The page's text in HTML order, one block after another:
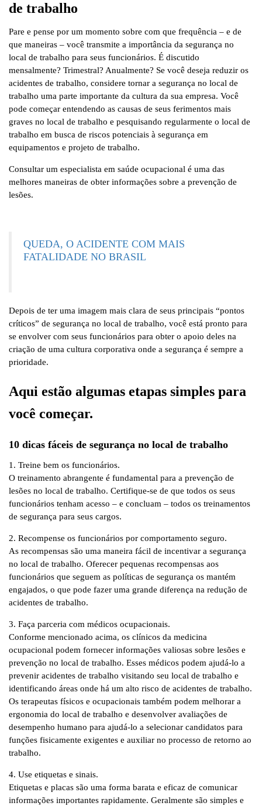
de trabalho
Pare e pense por um momento sobre com que frequência – e de
que maneiras – você transmite a importância da segurança no
local de trabalho para seus funcionários. É discutido
mensalmente? Trimestral? Anualmente? Se você deseja reduzir os
acidentes de trabalho, considere tornar a segurança no local de
trabalho uma parte importante da cultura da sua empresa. Você
pode começar entendendo as causas de seus ferimentos mais
graves no local de trabalho e pesquisando regularmente o local de
trabalho em busca de riscos potenciais à segurança em
equipamentos e projeto de trabalho.
Consultar um especialista em saúde ocupacional é uma das
melhores maneiras de obter informações sobre a prevenção de
lesões.
QUEDA, O ACIDENTE COM MAIS
FATALIDADE NO BRASIL
Depois de ter uma imagem mais clara de seus principais “pontos
críticos” de segurança no local de trabalho, você está pronto para
se envolver com seus funcionários para obter o apoio deles na
criação de uma cultura corporativa onde a segurança é sempre a
prioridade.
Aqui estão algumas etapas simples para
você começar.
10 dicas fáceis de segurança no local de trabalho
1. Treine bem os funcionários.
O treinamento abrangente é fundamental para a prevenção de
lesões no local de trabalho. Certifique-se de que todos os seus
funcionários tenham acesso – e concluam – todos os treinamentos
de segurança para seus cargos.
2. Recompense os funcionários por comportamento seguro.
As recompensas são uma maneira fácil de incentivar a segurança
no local de trabalho. Oferecer pequenas recompensas aos
funcionários que seguem as políticas de segurança os mantém
engajados, o que pode fazer uma grande diferença na redução de
acidentes de trabalho.
3. Faça parceria com médicos ocupacionais.
Conforme mencionado acima, os clínicos da medicina
ocupacional podem fornecer informações valiosas sobre lesões e
prevenção no local de trabalho. Esses médicos podem ajudá-lo a
prevenir acidentes de trabalho visitando seu local de trabalho e
identificando áreas onde há um alto risco de acidentes de trabalho.
Os terapeutas físicos e ocupacionais também podem melhorar a
ergonomia do local de trabalho e desenvolver avaliações de
desempenho humano para ajudá-lo a selecionar candidatos para
funções fisicamente exigentes e auxiliar no processo de retorno ao
trabalho.
4. Use etiquetas e sinais.
Etiquetas e placas são uma forma barata e eficaz de comunicar
informações importantes rapidamente. Geralmente são simples e